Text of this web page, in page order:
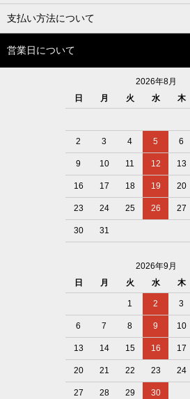
支払い方法について
営業日について
2026年8月
日
月 火 水 木
2 3 4 5 6
9 10 11 12 13
16 17 18 19 20
23 24 25 26 27
30 31
2026年9月
日
月 火 水 木
1 2 3
6 7 8 9 10
13 14 15 16 17
20 21 22 23 24
27 28 29 30